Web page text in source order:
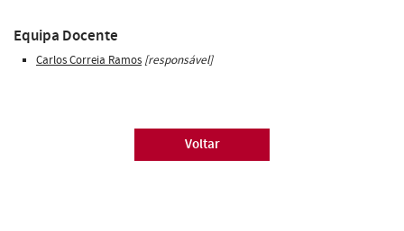
Equipa Docente
Carlos Correia Ramos [responsável]
Voltar